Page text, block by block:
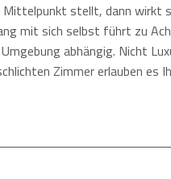
Mittelpunkt stellt, dann
mit sich selbst führt zu
abhängig. Nicht
Zimmer erlauben es